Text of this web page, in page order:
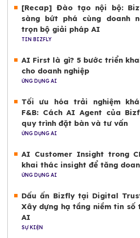
[Recap] Đào tạo nội bộ:
sàng bứt phá cùng doanh
trọn bộ giải pháp AI
TIN BIZFLY
AI First là gì? 5 bước triển
cho doanh nghiệp
ỨNG DỤNG AI
Tối ưu hóa trải nghiệm
F&B: Cách AI Agent của
quy trình đặt bàn và tư vấn
ỨNG DỤNG AI
AI Customer Insight trong
khai thác insight để tăng
ỨNG DỤNG AI
Dấu ấn Bizfly tại Digital
Xây dựng hạ tầng niềm tin số
AI
SỰ KIỆN